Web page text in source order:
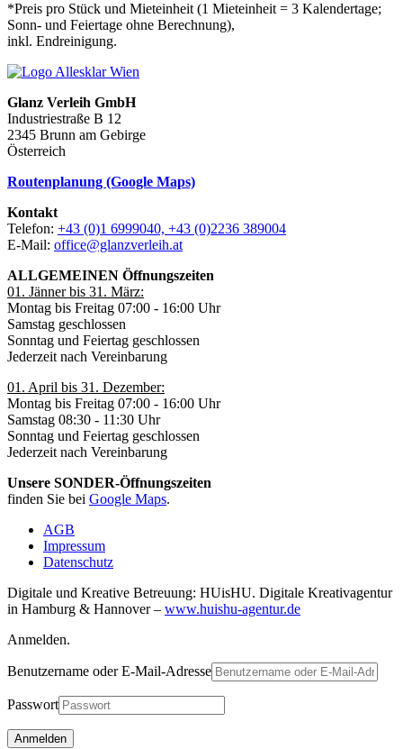
*Preis pro Stück und Mieteinheit (1 Mieteinheit = 3 Kalendertage;
Sonn- und Feiertage ohne Berechnung),
inkl. Endreinigung.
Glanz Verleih GmbH
Industriestraße B 12
2345 Brunn am Gebirge
Österreich
Routenplanung (Google Maps)
Kontakt
Telefon: +43 (0)1 6999040, +43 (0)2236 389004
E-Mail: office@glanzverleih.at
ALLGEMEINEN Öffnungszeiten
01. Jänner bis 31. März:
Montag bis Freitag 07:00 - 16:00 Uhr
Samstag geschlossen
Sonntag und Feiertag geschlossen
Jederzeit nach Vereinbarung
01. April bis 31. Dezember:
Montag bis Freitag 07:00 - 16:00 Uhr
Samstag 08:30 - 11:30 Uhr
Sonntag und Feiertag geschlossen
Jederzeit nach Vereinbarung
Unsere SONDER-Öffnungszeiten
finden Sie bei Google Maps.
AGB
Impressum
Datenschutz
Digitale und Kreative Betreuung: HUisHU. Digitale Kreativagentur
in Hamburg & Hannover – www.huishu-agentur.de
Anmelden.
Benutzername oder E-Mail-Adresse
Passwort